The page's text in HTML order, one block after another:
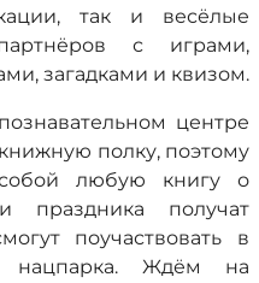
так и весёлые
с играми,
загадками и квизом.
центре
полку, поэтому
собой любую книгу о
праздника получат
поучаствовать в
нацпарка. Ждём на